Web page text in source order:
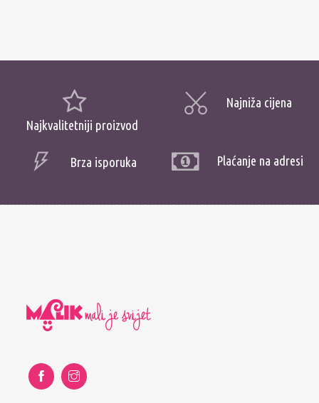
Najkvalitetniji proizvod
Najniža cijena
Brza isporuka Plaćanje na adresi